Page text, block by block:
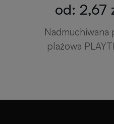
od: 2,67
Nadmuchiwana
plażowa